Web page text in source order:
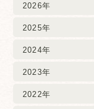
2026年
2025年
2024年
2023年
2022年